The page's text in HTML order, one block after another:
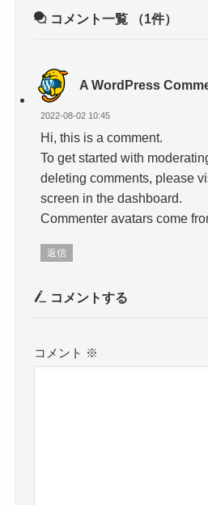
コメント一覧 （1件）
A WordPress
2022-08-02 10:45
Hi, this is a comment.
To get started with
deleting comments, please
screen in the dashboard.
Commenter avatars come
返信
コメントする
コメント ※